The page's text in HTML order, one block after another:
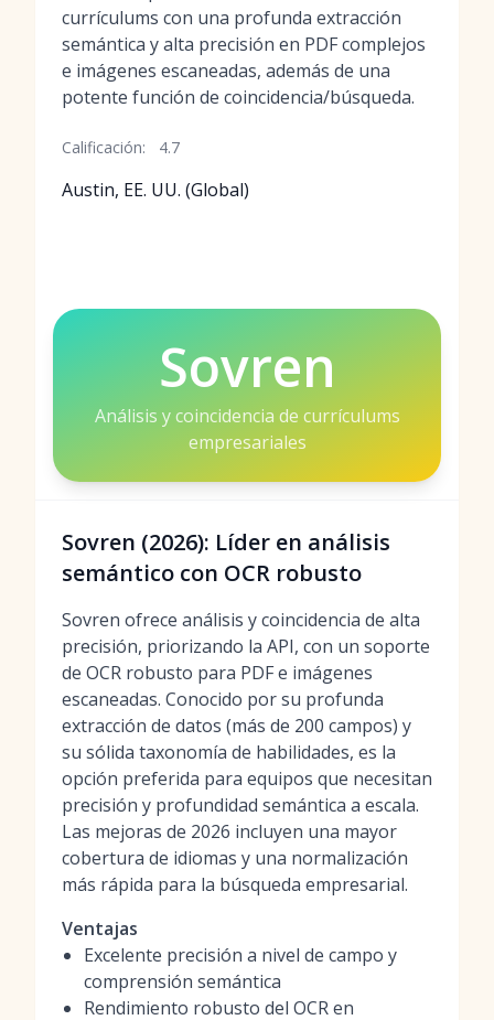
currículums con una profunda extracción
semántica y alta precisión en PDF complejos
e imágenes escaneadas, además de una
potente función de coincidencia/búsqueda.
Calificación: 4.7
Austin, EE. UU. (Global)
Sovren
Análisis y coincidencia de currículums
empresariales
Sovren (2026): Líder en análisis
semántico con OCR robusto
Sovren ofrece análisis y coincidencia de alta
precisión, priorizando la API, con un soporte
de OCR robusto para PDF e imágenes
escaneadas. Conocido por su profunda
extracción de datos (más de 200 campos) y
su sólida taxonomía de habilidades, es la
opción preferida para equipos que necesitan
precisión y profundidad semántica a escala.
Las mejoras de 2026 incluyen una mayor
cobertura de idiomas y una normalización
más rápida para la búsqueda empresarial.
Ventajas
Excelente precisión a nivel de campo y
comprensión semántica
Rendimiento robusto del OCR en